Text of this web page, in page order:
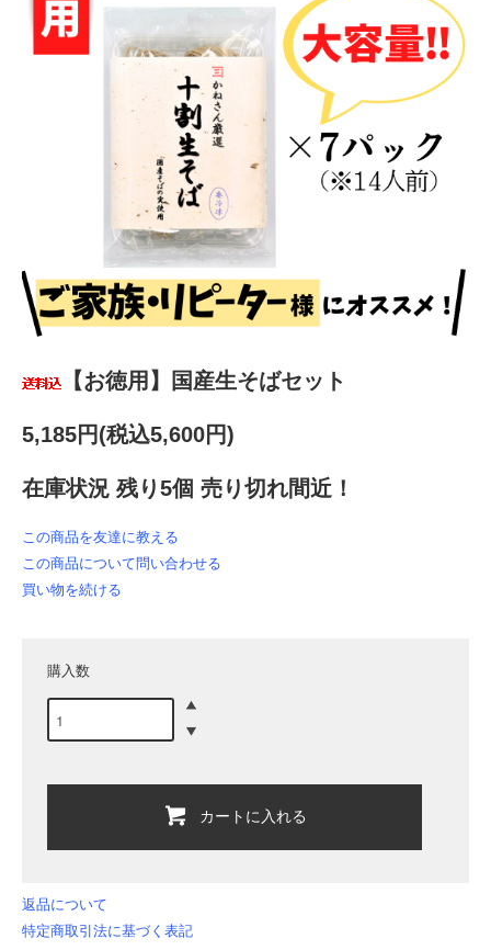
【お徳用】国産生そばセット
5,185円(税込5,600円)
在庫状況 残り5個 売り切れ間近！
この商品を友達に教える
この商品について問い合わせる
買い物を続ける
購入数
カートに入れる
返品について
特定商取引法に基づく表記